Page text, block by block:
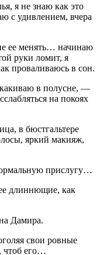
я не знаю как это
с удивлением, вчера
ее менять… начинаю
руки ломит, я
проваливаюсь в сон.
в полусне, —
на покоях
в бюстгальтере
яркий макияж,
прислугу…
длиннющие, как
Дамира.
свои ровные
чтоб его…